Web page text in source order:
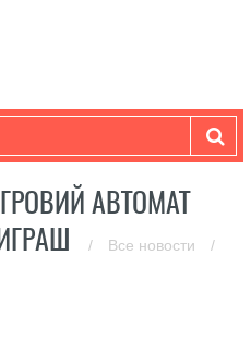
АВТОМАТ
/ Все новости /